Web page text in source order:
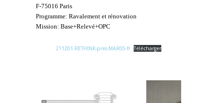
F-75016 Paris
Programme: Ravalement et rénovation
Mission: Base+Relevé+OPC
211201-RETHINK-pres-MAR05-fr Télécharger